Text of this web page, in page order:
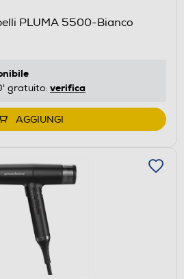
PLUMA 5500-Bianco
gratuito: verifica
AGGIUNGI